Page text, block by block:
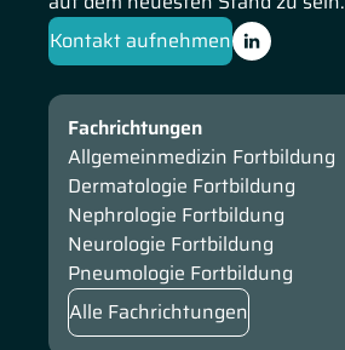
Kontakt aufnehmen
Fachrichtungen
Allgemeinmedizin Fortbildung
Dermatologie Fortbildung
Nephrologie Fortbildung
Neurologie Fortbildung
Pneumologie Fortbildung
Alle Fachrichtungen